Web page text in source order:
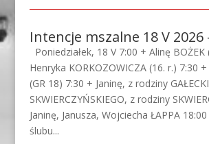
Intencje mszalne 18 V 2026
Poniedziałek, 18 V 7:00 + Alinę BOŻEK
Henryka KORKOZOWICZA (16. r.) 7:30
(GR 18) 7:30 + Janinę, z rodziny
SKWIERCZYŃSKIEGO, z rodziny
Janinę, Janusza, Wojciecha ŁAPPA
ślubu...